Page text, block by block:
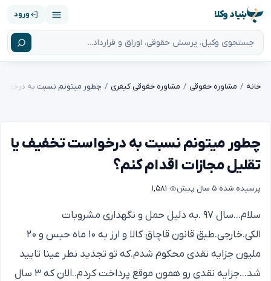
بنیاد وکلا ورود
خانه مشاوره حقوقی مشاوره حقوقی کیفری
چطور میتونم نسبت به درخواست تخفیف یا
تقلیل مجازات اقدام کنم؟
پرسیده شده ۵ سال پیش ۱,۵۸۱
سلام...سال ۹۷ .به دلیل حمل و نگهداری مشروبات
الکی.خارجی.طبق قانون قاچاق کالا و ارز به ۱۰ ماه حبس و ۲۰
ملیون جزایه نقدی محکوم شدم.که تو تجدید نطر عینا تایید
شد...جزایه نقدی رو همون موقع پرداخت کردم..الان که ۳ سال